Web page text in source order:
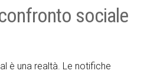
sociale
è una realtà. Le notifiche